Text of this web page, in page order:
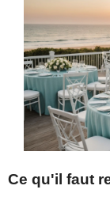
Ce qu'il faut